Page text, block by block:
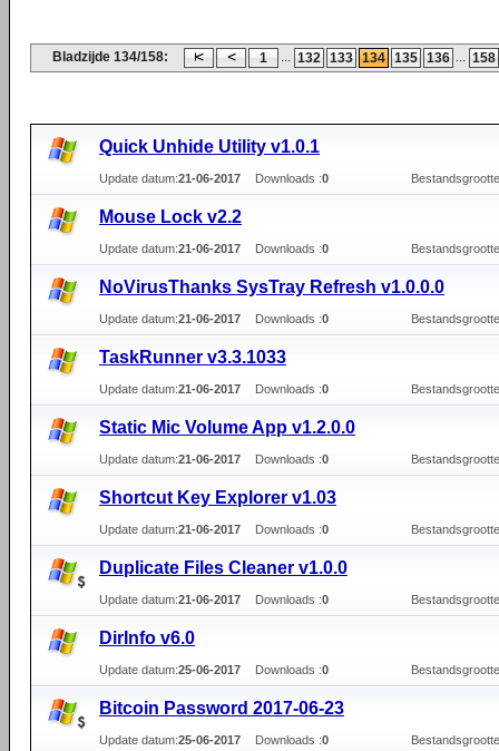
Bladzijde 134/158: 1 ... 132 133 134 135 136 ... 158
Quick Unhide Utility v1.0.1
Update datum:21-06-2017 Downloads :0
Mouse Lock v2.2
Update datum:21-06-2017 Downloads :0
NoVirusThanks SysTray Refresh v1.0.0.0
Update datum:21-06-2017 Downloads :0
TaskRunner v3.3.1033
Update datum:21-06-2017 Downloads :0
Static Mic Volume App v1.2.0.0
Update datum:21-06-2017 Downloads :0
Shortcut Key Explorer v1.03
Update datum:21-06-2017 Downloads :0
Duplicate Files Cleaner v1.0.0
Update datum:21-06-2017 Downloads :0
DirInfo v6.0
Update datum:25-06-2017 Downloads :0
Bitcoin Password 2017-06-23
Update datum:25-06-2017 Downloads :0